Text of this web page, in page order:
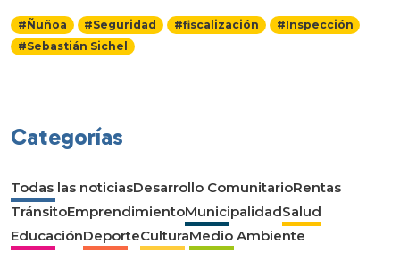
#Ñuñoa #Seguridad #fiscalización
#Inspección
#Sebastián Sichel
Categorías
Todas las noticiasDesarrollo ComunitarioRentas
TránsitoEmprendimientoMunicipalidadSalud
EducaciónDeporteCulturaMedio Ambiente